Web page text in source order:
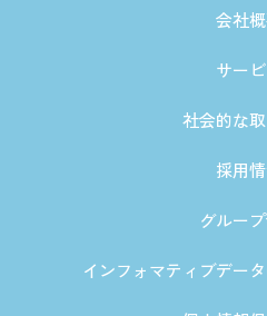
会社
サー
社会的な
採用
グルー
インフォマティブデー